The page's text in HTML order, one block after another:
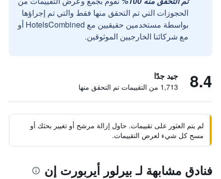
الحجوزات التي تم التحقق منها فقط والتي تم إجراؤها
بواسطة مستخدمين حقيقيين مع HotelsCombined أو
مع شركائنا الخارجيين الموثوقين.
8.4 جيد جدًا
1,713 من التقييمات تم التحقق منها
لم يتم العثور على تقييمات. حاول إزالة مرشح أو تغيير بحثك أو
مسح كل شيء لعرض التقييمات.
فنادق مشابهة لـ بيرلور أيربورت إن